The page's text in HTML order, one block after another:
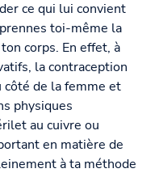
ce qui lui convient
toi-même la
corps. En effet, à
la contraception
de la femme et
physiques
au cuivre ou
en matière de
à ta méthode